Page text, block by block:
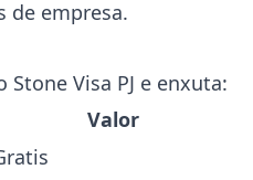
de empresa.
Visa PJ e enxuta:
Valor